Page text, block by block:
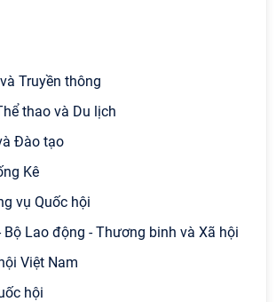
Truyền thông
thao và Du lịch
Đào tạo
Kê
vụ Quốc hội
Bộ Lao động - Thương binh và Xã hội
Việt Nam
hội